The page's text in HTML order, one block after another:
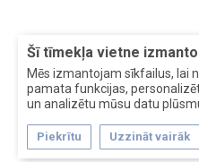
Šī tīmekļa vietne
Mēs izmantojam sīkfailus, lai
pamata funkcijas,
un analizētu mūsu datu
Piekrītu Uzzināt vairāk